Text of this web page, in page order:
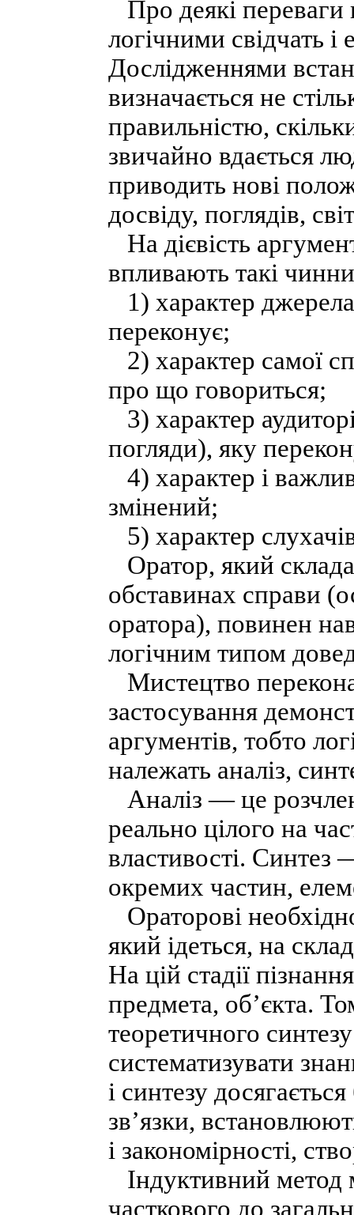
Про деякі переваги
логічними свідчать і
Дослідженнями
визначається не
правильністю,
звичайно вдається
приводить нові
досвіду, поглядів,
На дієвість
впливають такі
1) характер
переконує;
2) характер самої
про що говориться;
3) характер
погляди), яку
4) характер і
змінений;
5) характер
Оратор, який
обставинах справи
оратора), повинен
логічним типом
Мистецтво
застосування
аргументів, тобто
належать аналіз,
Аналіз — це
реально цілого на
властивості.
окремих частин,
Ораторові
який ідеться, на
На цій стадії
предмета, об’єкта.
теоретичного
систематизувати
і синтезу
зв’язки,
і закономірності,
Індуктивний метод
часткового до